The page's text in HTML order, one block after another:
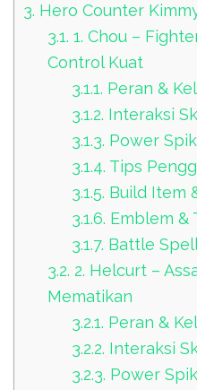
3. Hero Counter
3.1. 1. Chou –
Control Kuat
3.1.1. Peran &
3.1.2. Interaksi
3.1.3. Power
3.1.4. Tips
3.1.5. Build Item
3.1.6. Emblem &
3.1.7. Battle
3.2. 2. Helcurt –
Mematikan
3.2.1. Peran &
3.2.2. Interaksi
3.2.3. Power